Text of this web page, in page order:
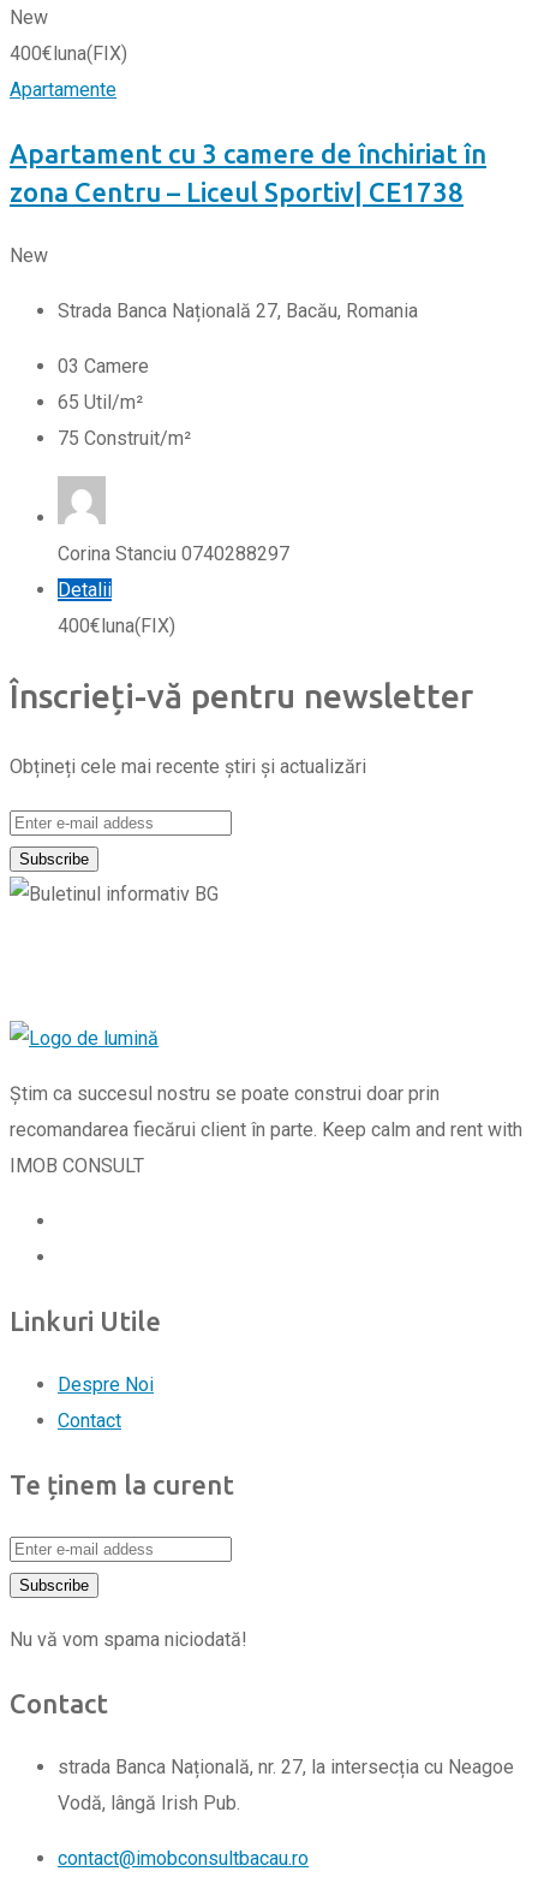
New
400€luna(FIX)
Apartamente
Apartament cu 3 camere de închiriat în
zona Centru – Liceul Sportiv| CE1738
New
Strada Banca Națională 27, Bacău, Romania
03 Camere
65 Util/m²
75 Construit/m²
Corina Stanciu 0740288297
Detalii
400€luna(FIX)
Înscrieți-vă pentru newsletter
Obțineți cele mai recente știri și actualizări
Știm ca succesul nostru se poate construi doar prin
recomandarea fiecărui client în parte. Keep calm and rent with
IMOB CONSULT
Linkuri Utile
Despre Noi
Contact
Te ținem la curent
Nu vă vom spama niciodată!
Contact
strada Banca Națională, nr. 27, la intersecția cu Neagoe
Vodă, lângă Irish Pub.
contact@imobconsultbacau.ro